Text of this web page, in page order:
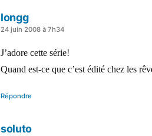
longg
a
dit :
24 juin 2008 à 7h34
J’adore cette série!
Quand est-ce que c’est édité chez les
Répondre
soluto